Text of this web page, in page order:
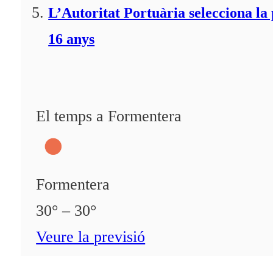
L’Autoritat Portuària selecciona
16 anys
El temps a Formentera
Formentera
30° – 30°
Veure la previsió